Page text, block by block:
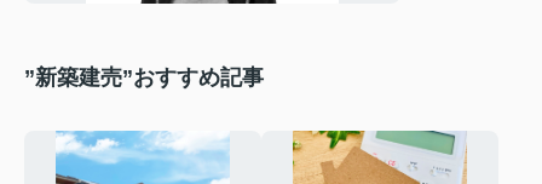
”新築建売”おすすめ記事